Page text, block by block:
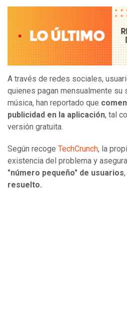
A través de redes sociales,
quienes pagan mensualmente
música, han reportado que
publicidad en la aplicación, tal
versión gratuita.
Según recoge TechCrunch, la
existencia del problema y
"número pequeño" de usuarios
resuelto.